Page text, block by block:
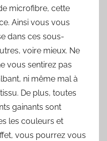
microfibre, cette
Ainsi vous vous
dans ces sous-
voire mieux. Ne
vous sentirez pas
ni même mal à
De plus, toutes
gainants sont
les couleurs et
vous pourrez vous